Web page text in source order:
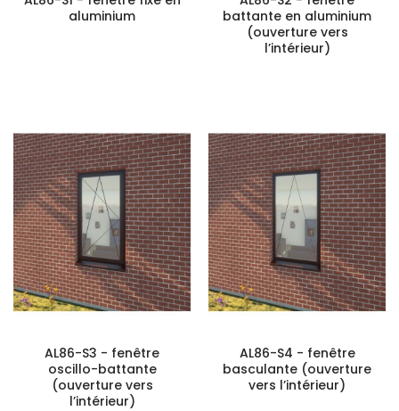
aluminium
battante en aluminium
(ouverture vers
l’intérieur)
AL86-S3 - fenêtre
oscillo-battante
(ouverture vers
l’intérieur)
AL86-S4 - fenêtre
basculante (ouverture
vers l’intérieur)